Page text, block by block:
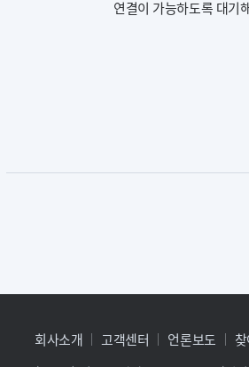
연결이 가능하도록 대기
회사소개 고객센터 언론보도